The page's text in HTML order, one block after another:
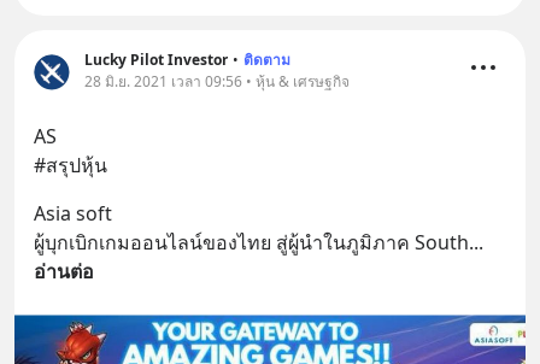
Lucky Pilot Investor • ติดตาม
28 มิ.ย. 2021 เวลา 09:56 • หุ้น & เศรษฐกิจ
AS
#สรุปหุ้น
Asia soft
ผู้บุกเบิกเกมออนไลน์ของไทย สู่ผู้นำในภูมิภาค South
อ่านต่อ